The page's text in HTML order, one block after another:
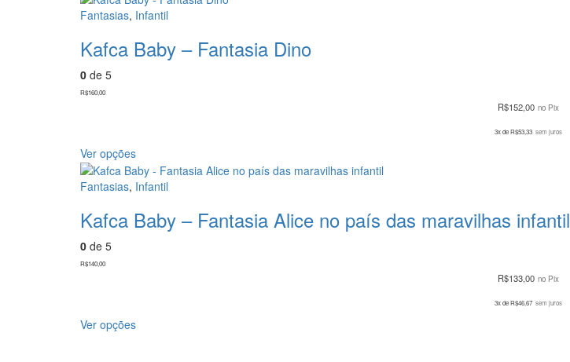
Fantasias, Infantil
Kafca Baby – Fantasia Dino
0 de 5
R$160,00
R$152,00 no Pix
3x deR$53,33 sem juros
Ver opções
Fantasias, Infantil
Kafca Baby – Fantasia Alice no país das maravilhas infantil
0 de 5
R$140,00
R$133,00 no Pix
3x deR$46,67 sem juros
Ver opções